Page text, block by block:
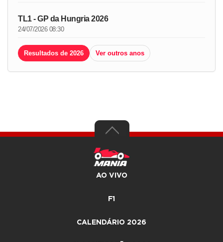
TL1 - GP da Hungria 2026
24/07/2026 08:30
Resultados de 2026 Ver outros anos
AO VIVO
F1
CALENDÁRIO 2026